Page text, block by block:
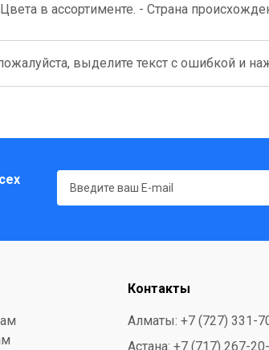
в ассортименте. - Страна
выделите текст с ошибкой и
Контакты
Алматы: +7 (727) 331-
Астана: +7 (717) 267-